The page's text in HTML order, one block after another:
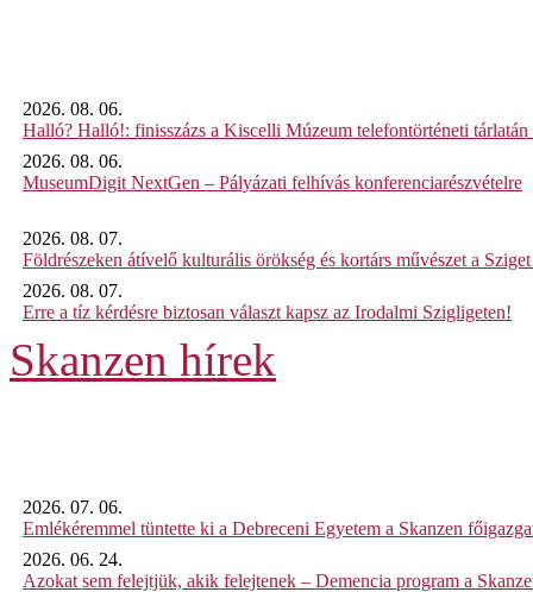
2026. 08. 06.
Halló? Halló!: finisszázs a Kiscelli Múzeum telefontörténeti tárlatán
2026. 08. 06.
MuseumDigit NextGen – Pályázati felhívás konferenciarészvételre
2026. 08. 07.
Földrészeken átívelő kulturális örökség és kortárs művészet a
2026. 08. 07.
Erre a tíz kérdésre biztosan választ kapsz az Irodalmi Szigligeten!
Skanzen hírek
2026. 07. 06.
Emlékéremmel tüntette ki a Debreceni Egyetem a Skanzen
2026. 06. 24.
Azokat sem felejtjük, akik felejtenek – Demencia program a